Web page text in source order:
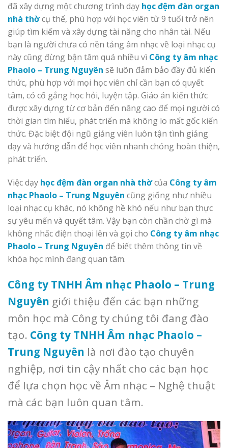
đã xây dựng một chương trình dạy học đệm đàn organ
nhà thờcụ thể, phù hợp với học viên từ 9 tuổi trở nên
giúp tìm kiếm và xây dựng tài năng cho nhân tài. Nếu
bạn là người chưa có nền tảng âm nhạc về loại nhạc cụ
này cũng đừng bận tâm quá nhiều vì Công ty âm nhạc
Phaolo – Trung Nguyên sẽ luôn đảm bảo đầy đủ kiến
thức, phù hợp với mọi học viên chỉ cần bạn có quyết
tâm, có cố gắng học hỏi, luyện tập. Giáo án kiến thức
được xây dựng từ cơ bản đến nâng cao để mọi người có
thời gian tìm hiểu, phát triển mà không lo mất gốc kiến
thức. Đặc biệt đội ngũ giảng viên luôn tận tình giảng
dạy và hướng dẫn để học viên nhanh chóng hoàn thiện,
phát triển.
Việc dạy học đệm đàn organ nhà thờcủa Công ty âm
nhạc Phaolo – Trung Nguyên cũng giống như nhiều
loại nhạc cụ khác, nó không hề khó nếu như bạn thực
sự yêu mến và quyết tâm. Vậy bạn còn chần chờ gì mà
không nhấc điện thoại lên và gọi cho Công ty âm nhạc
Phaolo – Trung Nguyên để biết thêm thông tin về
khóa học mình đang quan tâm.
Công ty TNHH Âm nhạc Phaolo – Trung
Nguyên giới thiệu đến các bạn những
môn học mà Công ty chúng tôi đang đào
tạo. Công ty TNHH Âm nhạc Phaolo –
Trung Nguyên là nơi đào tạo chuyên
nghiệp, nơi tin cậy nhất cho các bạn học
để lựa chọn học về Âm nhạc – Nghệ thuật
mà các bạn luôn quan tâm.